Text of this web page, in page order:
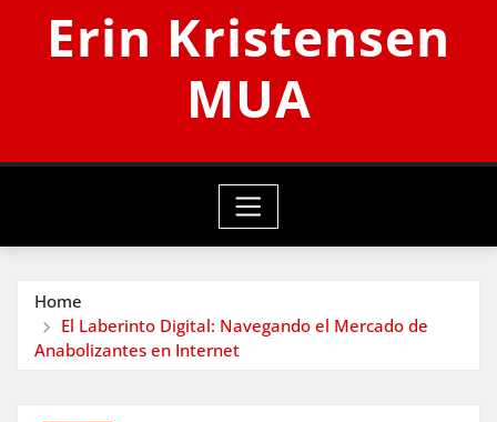
Erin Kristensen
MUA
Home
El Laberinto Digital: Navegando el Mercado de
Anabolizantes en Internet